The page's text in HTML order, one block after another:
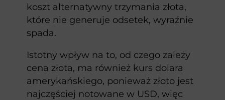
koszt alternatywny trzymania złota,
które nie generuje odsetek, wyraźnie
spada.
Istotny wpływ na to, od czego zależy
cena złota, ma również kurs dolara
amerykańskiego, ponieważ złoto jest
najczęściej notowane w USD, więc